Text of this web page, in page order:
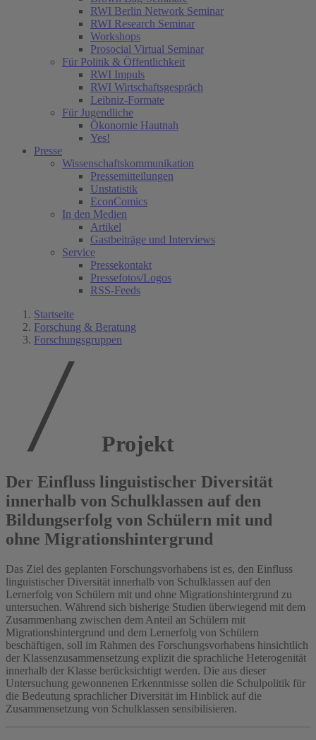
RWI Berlin Network Seminar
RWI Research Seminar
Workshops
Prosocial Virtual Seminar
Für Politik & Öffentlichkeit
RWI Impuls
RWI Wirtschaftsgespräch
Leibniz-Formate
Für Jugendliche
Ökonomie Hautnah
Yes!
Presse
Wissenschaftskommunikation
Pressemitteilungen
Unstatistik
EconComics
In den Medien
Artikel
Gastbeiträge und Interviews
Service
Pressekontakt
Pressefotos/Logos
RSS-Feeds
Startseite
Forschung & Beratung
Forschungsgruppen
Projekt
Der Einfluss linguistischer Diversität
innerhalb von Schulklassen auf den
Bildungserfolg von Schülern mit und
ohne Migrationshintergrund
Das Ziel des geplanten Forschungsvorhabens ist es, den Einfluss
linguistischer Diversität innerhalb von Schulklassen auf den
Lernerfolg von Schülern mit und ohne Migrationshintergrund zu
untersuchen. Während sich bisherige Studien überwiegend mit dem
Zusammenhang zwischen dem Anteil an Schülern mit
Migrationshintergrund und dem Lernerfolg von Schülern
beschäftigen, soll im Rahmen des Forschungsvorhabens hinsichtlich
der Klassenzusammensetzung explizit die sprachliche Heterogenität
innerhalb der Klasse berücksichtigt werden. Die aus dieser
Untersuchung gewonnenen Erkenntnisse sollen die Schulpolitik für
die Bedeutung sprachlicher Diversität im Hinblick auf die
Zusammensetzung von Schulklassen sensibilisieren.